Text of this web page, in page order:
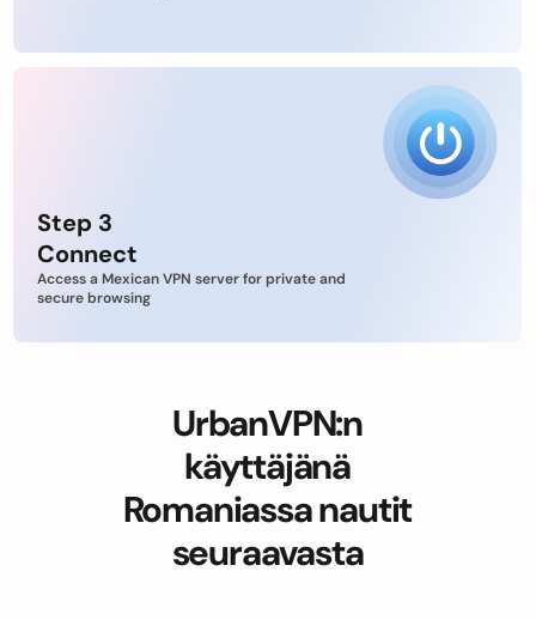
Step 3
Connect
Access a Mexican VPN server for private and
secure browsing
UrbanVPN:n
käyttäjänä
Romaniassa nautit
seuraavasta